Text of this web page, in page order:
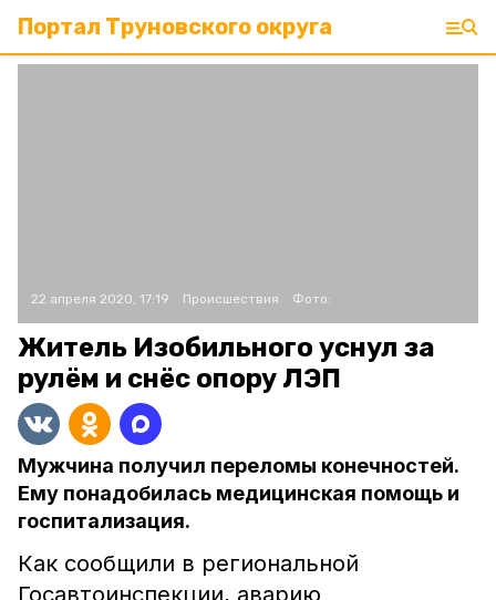
Портал Труновского округа
22 апреля 2020, 17:19 Происшествия Фото:
Житель Изобильного уснул за
рулём и снёс опору ЛЭП
Мужчина получил переломы конечностей.
Ему понадобилась медицинская помощь и
госпитализация.
Как сообщили в региональной
Госавтоинспекции, аварию